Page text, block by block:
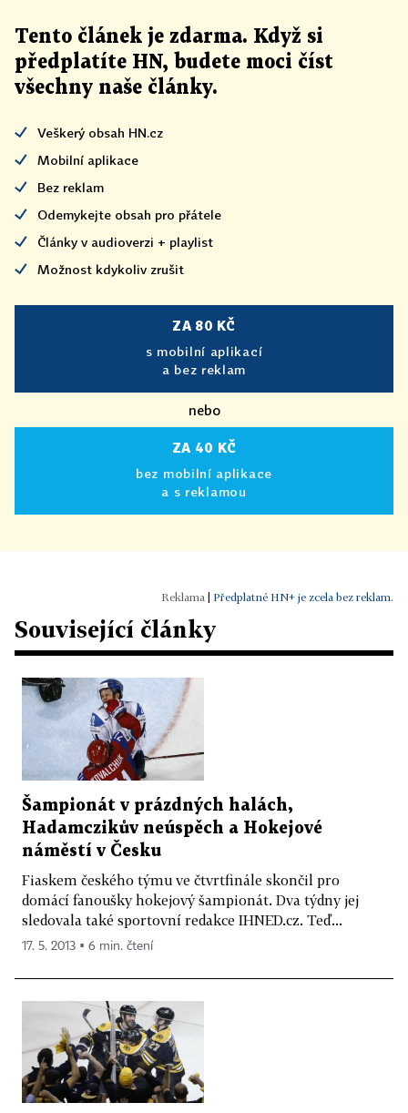
Tento článek je zdarma. Když si
předplatíte HN, budete moci číst
všechny naše články.
Veškerý obsah HN.cz
Mobilní aplikace
Bez reklam
Odemykejte obsah pro přátele
Články v audioverzi + playlist
Možnost kdykoliv zrušit
ZA 80 KČ
s mobilní aplikací
a bez reklam
nebo
ZA 40 KČ
bez mobilní aplikace
a s reklamou
Předplatné HN+ je zcela bez reklam.
Související články
Šampionát v prázdných halách,
Hadamczikův neúspěch a Hokejové
náměstí v Česku
Fiaskem českého týmu ve čtvrtfinále skončil pro
domácí fanoušky hokejový šampionát. Dva týdny jej
sledovala také sportovní redakce IHNED.cz. Teď...
17. 5. 2013 ▪ 6 min. čtení